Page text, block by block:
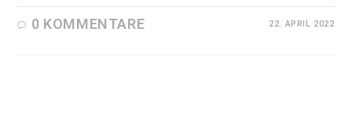
0 KOMMENTARE 22. APRIL 2022